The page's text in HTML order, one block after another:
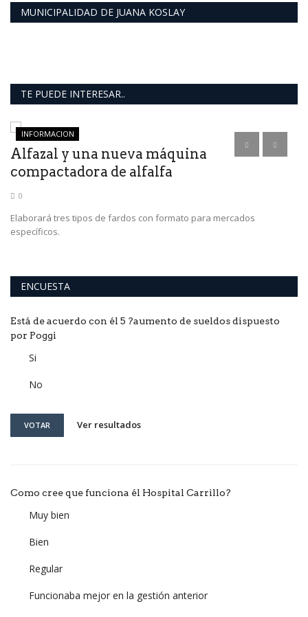
MUNICIPALIDAD DE JUANA KOSLAY
TE PUEDE INTERESAR..
INFORMACION
Alfazal y una nueva máquina
compactadora de alfalfa
0
Elaborará tres tipos de fardos con formato para mercados
específicos.
ENCUESTA
Está de acuerdo con él 5 ?aumento de sueldos dispuesto
por Poggi
Si
No
VOTAR Ver resultados
Como cree que funciona él Hospital Carrillo?
Muy bien
Bien
Regular
Funcionaba mejor en la gestión anterior